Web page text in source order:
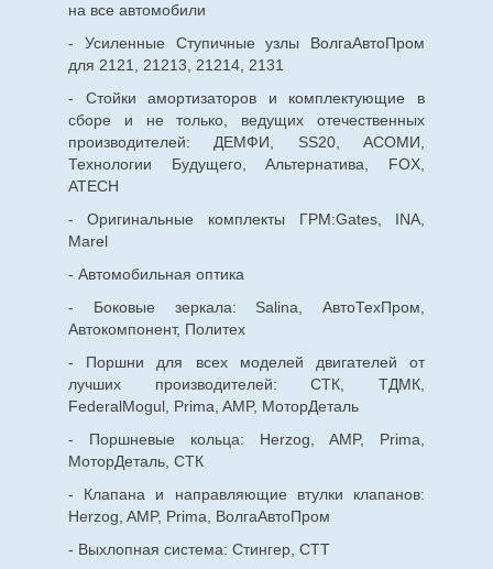
на все автомобили
- Усиленные Ступичные узлы ВолгаАвтоПром
для 2121, 21213, 21214, 2131
- Стойки амортизаторов и комплектующие в
сборе и не только, ведущих отечественных
производителей: ДЕМФИ, SS20, АСОМИ,
Технологии Будущего, Альтернатива, FOX,
ATECH
- Оригинальные комплекты ГРМ:Gates, INA,
Marel
- Автомобильная оптика
- Боковые зеркала: Salina, АвтоТехПром,
Автокомпонент, Политех
- Поршни для всех моделей двигателей от
лучших производителей: СТК, ТДМК,
FederalMogul, Prima, AMP, МоторДеталь
- Поршневые кольца: Herzog, AMP, Prima,
МоторДеталь, СТК
- Клапана и направляющие втулки клапанов:
Herzog, AMP, Prima, ВолгаАвтоПром
- Выхлопная система: Стингер, СТТ